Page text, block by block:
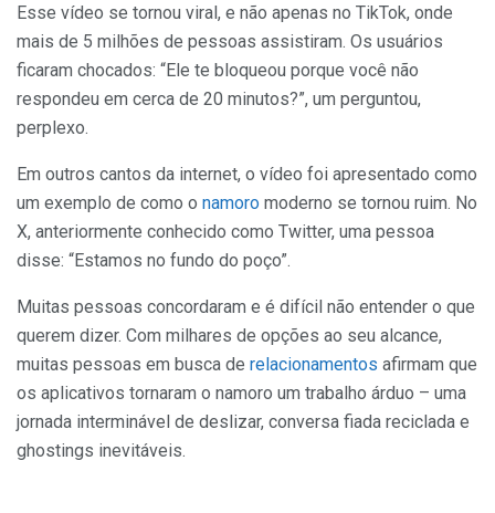
Esse vídeo se tornou viral, e não apenas no TikTok, onde
mais de 5 milhões de pessoas assistiram. Os usuários
ficaram chocados: “Ele te bloqueou porque você não
respondeu em cerca de 20 minutos?”, um perguntou,
perplexo.
Em outros cantos da internet, o vídeo foi apresentado como
um exemplo de como o namoro moderno se tornou ruim. No
X, anteriormente conhecido como Twitter, uma pessoa
disse: “Estamos no fundo do poço”.
Muitas pessoas concordaram e é difícil não entender o que
querem dizer. Com milhares de opções ao seu alcance,
muitas pessoas em busca de relacionamentos afirmam que
os aplicativos tornaram o namoro um trabalho árduo – uma
jornada interminável de deslizar, conversa fiada reciclada e
ghostings inevitáveis.